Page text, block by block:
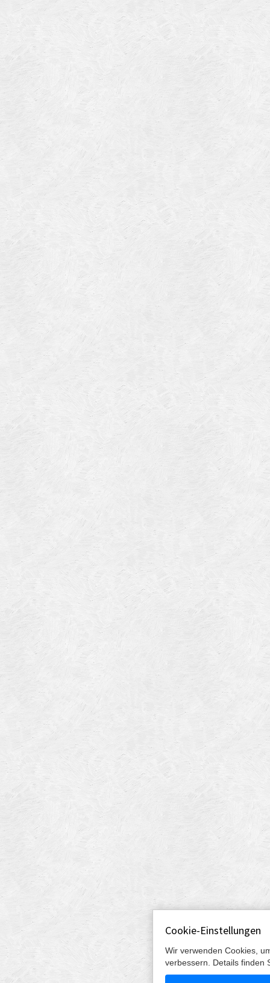
Cookie-Einstellungen
Wir verwenden Cookies,
verbessern. Details finden